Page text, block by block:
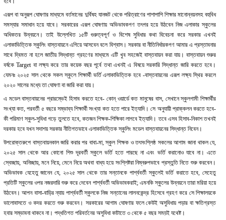
এরূপ বা অনুরূপ ঘোষণার মাধ্যমে বর্তমানের দুর্বিষহ যানজট থেকে পরিত্রাণের পাশাপাশি শিক্ষার মানোন্নয়নসহ বহুবিধ
সমস্যার সমাধান হয়ে যাবে। সরকারের এরূপ ঘোষণায় অভিভাবকগণ তৎপর হয়ে উঠবেন নিজ এলাকার স্কুলের
অধিকতর উন্নয়নে। তাই উল্লেখিত ১৫টি গুরুত্বপূর্ণ ও বিশেষ সুবিধার কথা বিবেচনা করে সরকার এখনই
এলাকাভিত্তিক স্কুলিং বাস্তবায়নে এগিয়ে আসবেন বলে বিশ্বাস। সরকার বা নীতিনির্ধারকগণ আমার এ প্রস্তাবনার
সাথে দ্বিমত না হলে জাতীয় সিদ্ধান্ত গ্রহণের মাধ্যমে এটি খুব সহজেই বাস্তবায়ন করা যায়। বাস্তবায়ন শুরুর
বর্ষকে Target বা লক্ষ্য করে তার কয়েক বছর পূর্বে তথা এখনই এ বিষয়ে সরকারি সিদ্ধান্ত জারি করতে হবে।
যেমনঃ ২০২৫ সাল থেকে সকল স্কুলে শিক্ষার্থী ভর্তি এলাকাভিত্তিক হবে -বাস্তবায়নের এরূপ লক্ষ্য স্থির করলে
২০২০ সালের মধ্যে তা ঘোষণা বা জারি করা যায়।
এ মডেল বাস্তবায়নের প্রারম্ভেই হিসাব করতে হবে- কোন্ ওয়ার্ডে কত মানুষের বাস, সেখানে স্কুলগামী শিক্ষার্থীর
সংখ্যা কত, পরবর্তী ৫ বছরে সম্ভাব্য শিক্ষার্থী সংখ্যা কত হতে পারে ইত্যাদি। সে অনুযায়ী প্রাক্কলন করতে হবে-
কী পরিমাণ স্কুল-সুবিধা গড়ে তুলতে হবে, কতজন শিক্ষক-শিক্ষিকা লাগবে ইত্যাদি। তবে এসব হিসাব-নিকাশ তখনই
দরকার হবে যখন সদাশয় সরকার নীতিগতভাবে এলাকাভিত্তিক স্কুলিং মডেল বাস্তবায়নের সিদ্ধান্ত নিবেন।
উপরোক্তরুপে বাস্তবায়নকাল জারি করার পর বাবা-মা, স্কুল শিক্ষক ও তৎসংশ্লিষ্ঠ সকলের আগাম জানা থাকল যে,
২০২৫ সাল থেকে আর কোনো শিশু দূরবর্তী স্কুলে ভর্তি হতে পারছে না এবং ভর্তি করানোও যাবে না। এতে
স্বেচ্ছায়, অনিচ্ছায়, মনে নিয়ে, মেনে নিয়ে অথবা বাধ্য হয়ে সংশ্লিষ্টরা নিম্নরুপভাবে প্রস্তুতি নিতে শুরু করবেন।
অভিভাবক যেহেতু জানেন যে, ২০২৫ সাল থেকে তার সন্তানকে পার্শ্ববর্তী স্কুলেই ভর্তি করাতে হবে, সেহেতু
প্রতিটি স্কুলের ওপর নজরদারি শুরু করে দেবেন পার্শ্ববর্তী অভিভাবকরাই; এমনকি স্কুলের উন্নয়নে তারা মরিয়া হয়ে
উঠবেন। আপন বাসা-বাড়ির ন্যায় পার্শ্ববর্তী স্কুলকে নিজ সন্তানের লালনকেন্দ্র হিসেবে গ্রহণ করে সে শিক্ষালয়কে
ভালোবাসতে ও কদর করতে শুরু করবেন। সরকারের আগাম ঘোষণার ফলে কেউই অসুবিধায় পড়ার বা ক্ষতিগ্রস্ত
হবার সম্ভাবনা থাকবে না। পদ্ধতিগত পরিবর্তনের অসুবিধা কাটাতে ৩ থেকে ৫ বছর সময়ই যথেষ্ট।